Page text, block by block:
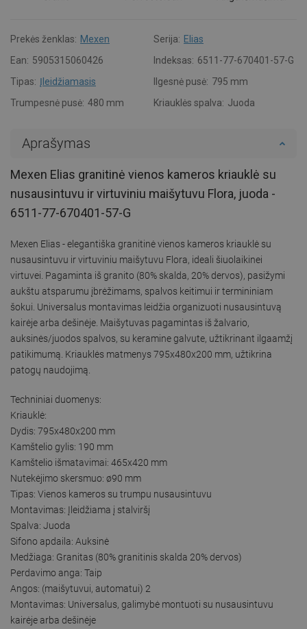
Prekės ženklas: Mexen Serija: Elias
Ean: 5905315060426 Indeksas: 6511-77-670401-57-G
Tipas: Įleidžiamasis Ilgesnė pusė: 795 mm
Trumpesnė pusė: 480 mm Kriauklės spalva: Juoda
Aprašymas
Mexen Elias granitinė vienos kameros kriauklė su
nusausintuvu ir virtuviniu maišytuvu Flora, juoda -
6511-77-670401-57-G
Mexen Elias - elegantiška granitinė vienos kameros kriauklė su
nusausintuvu ir virtuviniu maišytuvu Flora, ideali šiuolaikinei
virtuvei. Pagaminta iš granito (80% skalda, 20% dervos), pasižymi
aukštu atsparumu įbrėžimams, spalvos keitimui ir termininiam
šokui. Universalus montavimas leidžia organizuoti nusausintuvą
kairėje arba dešinėje. Maišytuvas pagamintas iš žalvario,
auksinės/juodos spalvos, su keramine galvute, užtikrinant ilgaamžį
patikimumą. Kriauklės matmenys 795x480x200 mm, užtikrina
patogų naudojimą.
Techniniai duomenys:
Kriauklė:
Dydis: 795x480x200 mm
Kamštelio gylis: 190 mm
Kamštelio išmatavimai: 465x420 mm
Nutekėjimo skersmuo: ø90 mm
Tipas: Vienos kameros su trumpu nusausintuvu
Montavimas: Įleidžiama į stalviršį
Spalva: Juoda
Sifono apdaila: Auksinė
Medžiaga: Granitas (80% granitinis skalda 20% dervos)
Perdavimo anga: Taip
Angos: (maišytuvui, automatui) 2
Montavimas: Universalus, galimybė montuoti su nusausintuvu
kairėje arba dešinėje